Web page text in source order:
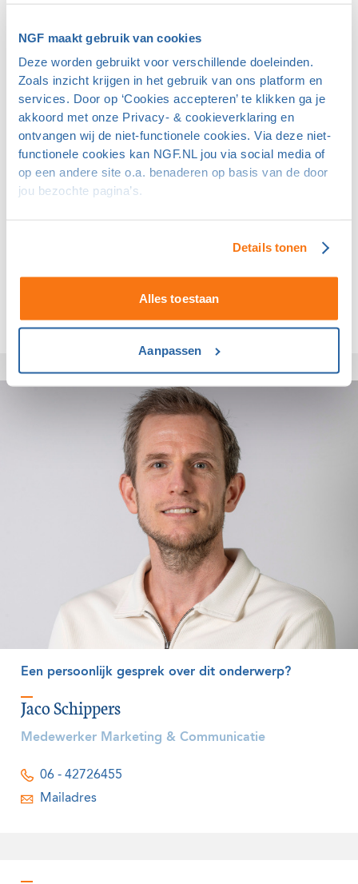
NGF maakt gebruik van cookies
Deze worden gebruikt voor verschillende doeleinden.
Zoals inzicht krijgen in het gebruik van ons platform en
services. Door op ‘Cookies accepteren’ te klikken ga je
akkoord met onze Privacy- & cookieverklaring en
ontvangen wij de niet-functionele cookies. Via deze niet-
functionele cookies kan NGF.NL jou via social media of
op een andere site o.a. benaderen op basis van de door
jou bezochte pagina’s.
Details tonen
Alles toestaan
Aanpassen
Een persoonlijk gesprek over dit onderwerp?
Jaco Schippers
Medewerker Marketing & Communicatie
06 - 42726455
Mailadres